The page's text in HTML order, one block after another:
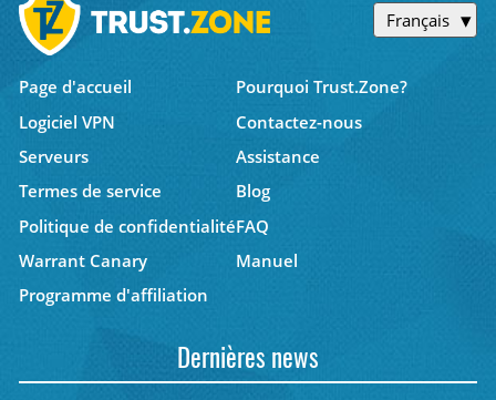
Français
Page d'accueil
Pourquoi Trust.Zone?
Logiciel VPN
Contactez-nous
Serveurs
Assistance
Termes de service
Blog
Politique de confidentialitéFAQ
Warrant Canary
Manuel
Programme d'affiliation
Dernières news